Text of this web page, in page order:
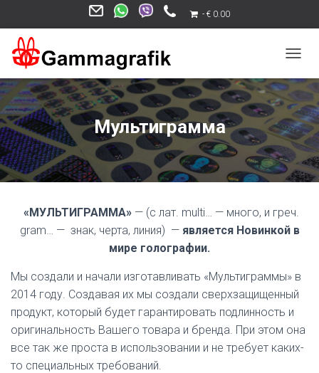
€ 0.00
Е
Р
Е
К
Л
Ю
Ч
И
Н
А
А
Ц
И
Мультиграмма
«МУЛЬТИГРАММА»— (с лат. multi… — много, и греч.
gram… — знак, черта, линия) — является Новинкой в
мире голографии.
Мы создали и начали изготавливать «Мультиграммы» в
2014 году. Создавая их мы создали сверхзащищенный
продукт, который будет гарантировать подлинность и
оригинальность Вашего товара и бренда. При этом она
все так же проста в использовании и не требует каких-
то специальных требований.